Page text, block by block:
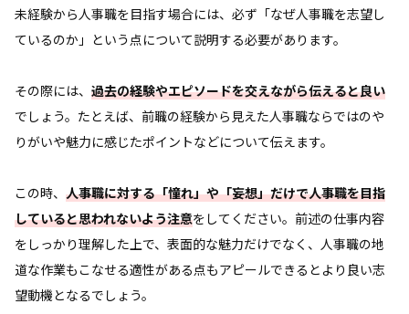
未経験から人事職を目指す場合には、必ず「なぜ人事職を志望し
ているのか」という点について説明する必要があります。
その際には、 過去の経験やエピソードを交えながら伝えると良い
でしょう。たとえば、前職の経験から見えた人事職ならではのや
りがいや魅力に感じたポイントなどについて伝えます。
この時、 人事職に対する「憧れ」や「妄想」だけで人事職を目指
していると思われないよう注意をしてください。前述の仕事内容
をしっかり理解した上で、表面的な魅力だけでなく、人事職の地
道な作業もこなせる適性がある点もアピールできるとより良い志
望動機となるでしょう。